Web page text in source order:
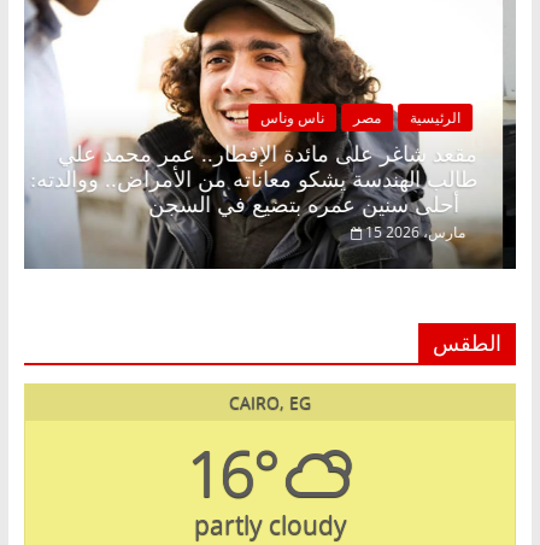
الرئيسية مصر
مقعد شاغر على مائدة الإفطار..
طالب الهندسة يشكو معاناته من
أحلى سنين عمره بتضيع في السجن
15 مارس، 2026
بلا زينة رمضان.. د.
في انتظار حلم
الطقس
CAIRO, EG
16°
partly cloudy